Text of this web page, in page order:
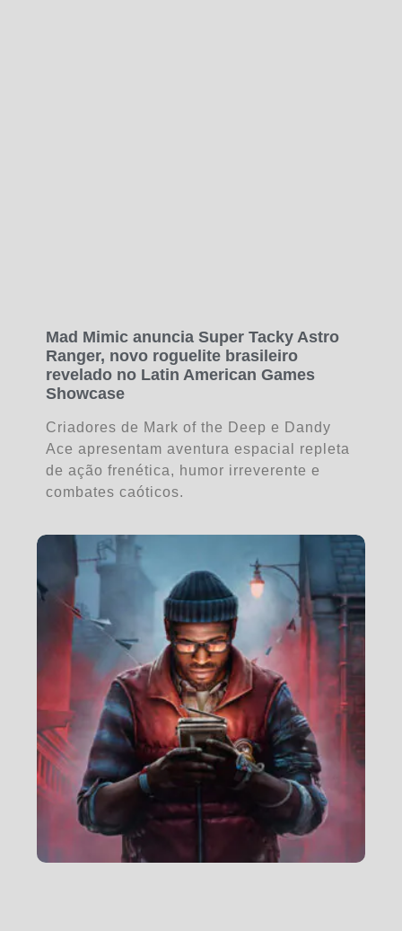
Mad Mimic anuncia Super Tacky Astro
Ranger, novo roguelite brasileiro
revelado no Latin American Games
Showcase
Criadores de Mark of the Deep e Dandy
Ace apresentam aventura espacial repleta
de ação frenética, humor irreverente e
combates caóticos.